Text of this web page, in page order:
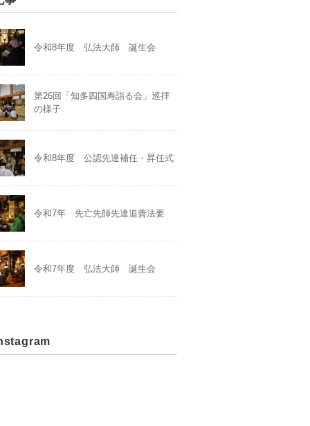
令和8年度 弘法大師 誕生会
第26回「知多四国寿詣る会」巡拝
の様子
令和8年度 公認先達補任・昇任式
令和7年 先亡先師先達追善法要
令和7年度 弘法大師 誕生会